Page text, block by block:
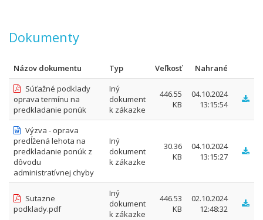
Dokumenty
Názov dokumentu Typ Veľkosť
Nahrané
Súťažné podklady
oprava termínu na
predkladanie ponúk
Iný
dokument
k zákazke
446.55
KB
04.10.2024
13:15:54
Výzva - oprava
predĺžená lehota na
predkladanie ponúk z
dôvodu
administratívnej chyby
Iný
dokument
k zákazke
30.36
KB
04.10.2024
13:15:27
Sutazne
podklady.pdf
Iný
dokument
k zákazke
446.53
KB
02.10.2024
12:48:32